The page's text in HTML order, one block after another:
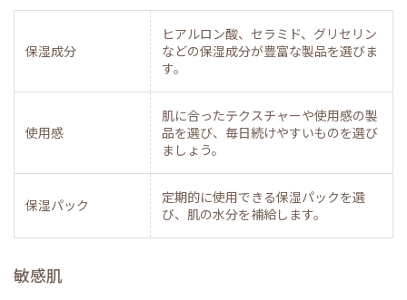
保湿成分
ヒアルロン酸、セラミド、グリセリン
などの保湿成分が豊富な製品を選びま
す。
使用感
肌に合ったテクスチャーや使用感の製
品を選び、毎日続けやすいものを選び
ましょう。
保湿パック
定期的に使用できる保湿パックを選
び、肌の水分を補給します。
敏感肌